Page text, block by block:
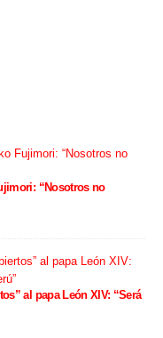
“Nosotros no
al papa León XIV: “Será